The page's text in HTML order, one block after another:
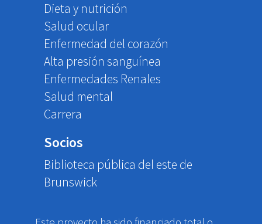
Dieta y nutrición
Salud ocular
Enfermedad del corazón
Alta presión sanguínea
Enfermedades Renales
Salud mental
Carrera
Socios
Biblioteca pública del este de
Brunswick